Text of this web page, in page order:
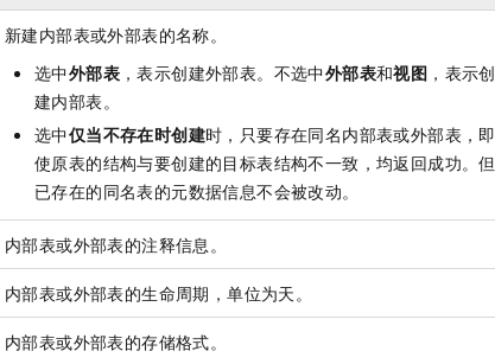
新建内部表或外部表的名称。
选中外部表 ，表示创建外部表。不选中外部表和视图 ，表示创
建内部表。
选中仅当不存在时创建时，只要存在同名内部表或外部表，即
使原表的结构与要创建的目标表结构不一致，均返回成功。但
已存在的同名表的元数据信息不会被改动。
内部表或外部表的注释信息。
内部表或外部表的生命周期，单位为天。
内部表或外部表的存储格式。